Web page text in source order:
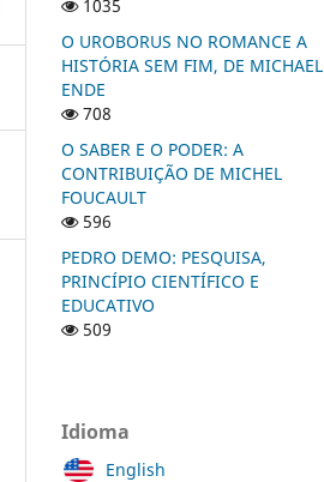
1035
O UROBORUS NO ROMANCE A
HISTÓRIA SEM FIM, DE MICHAEL
ENDE
708
O SABER E O PODER: A
CONTRIBUIÇÃO DE MICHEL
FOUCAULT
596
PEDRO DEMO: PESQUISA,
PRINCÍPIO CIENTÍFICO E
EDUCATIVO
509
Idioma
English